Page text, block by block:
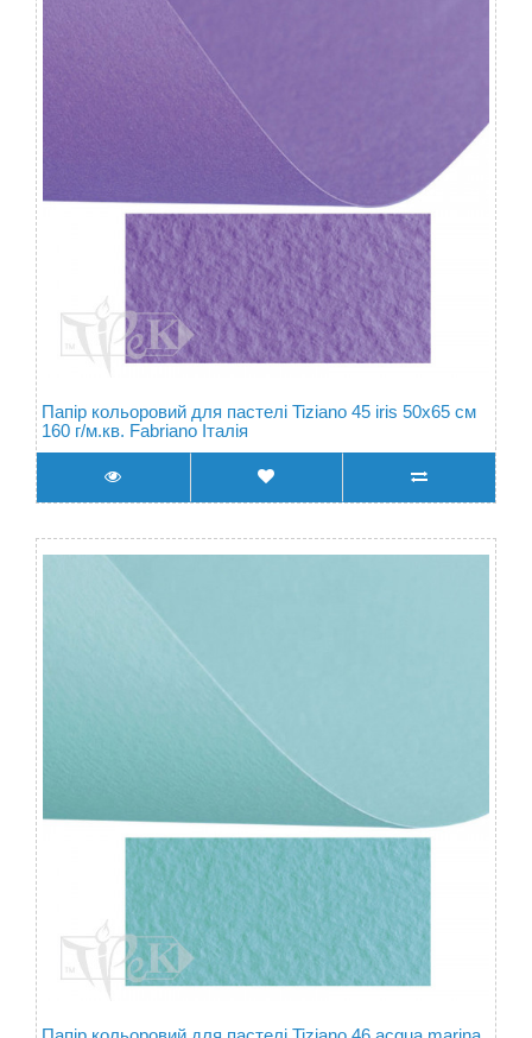
Папір кольоровий для пастелі Tiziano 45 iris 50х65 см
160 г/м.кв. Fabriano Італія